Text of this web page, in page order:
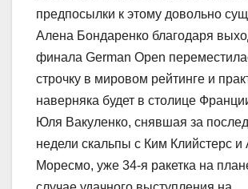
предпосылки к этому довольно
Алена Бондаренко благодаря
финала German Open
строчку в мировом рейтинге и
наверняка будет в столице
Юля Вакуленко, снявшая за
недели скальпы с Ким Клийстерс и
Моресмо, уже 34-я ракетка на